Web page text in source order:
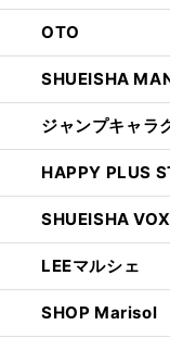
OTO
SHUEISHA
ジャンプキャラ
HAPPY PLUS
SHUEISHA VOX
LEEマルシェ
SHOP Marisol